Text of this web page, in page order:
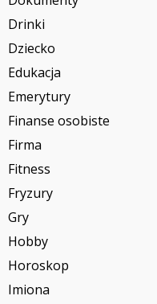
Drinki
Dziecko
Edukacja
Emerytury
Finanse osobiste
Firma
Fitness
Fryzury
Gry
Hobby
Horoskop
Imiona